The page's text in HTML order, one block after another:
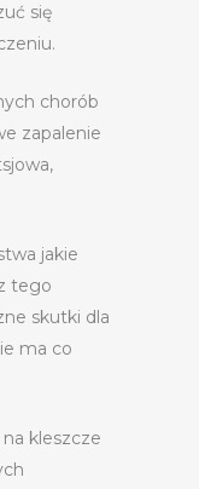
się
chorób
zapalenie
jakie
tego
skutki dla
ma co
kleszcze